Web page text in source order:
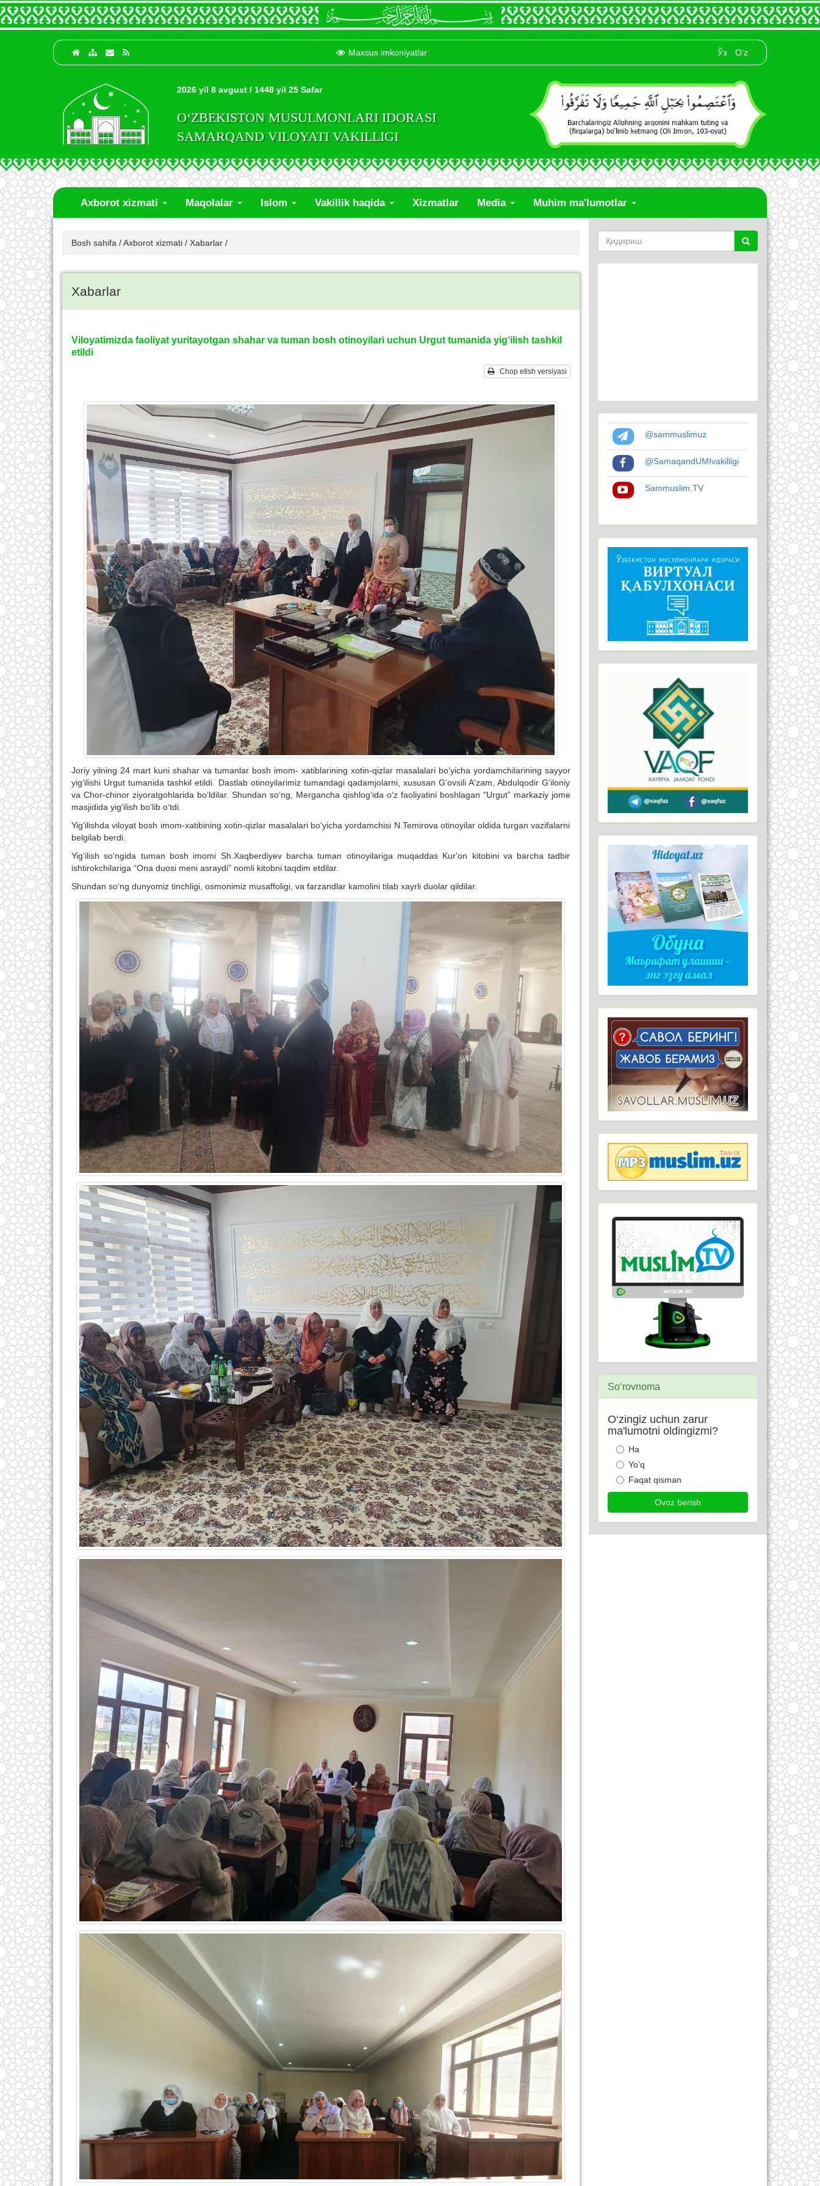
Maxsus imkoniyatlar Ўз O‘z
2026 yil 8 avgust / 1448 yil 25 Safar
O‘ZBEKISTON MUSULMONLARI IDORASI
SAMARQAND VILOYATI VAKILLIGI
Axborot xizmati Maqolalar Islom Vakillik haqida Xizmatlar Media Muhim ma'lumotlar
Bosh sahifa /Axborot xizmati / Xabarlar /
Xabarlar
Viloyatimizda faoliyat yuritayotgan shahar va tuman bosh otinoyilari uchun Urgut tumanida yig‘ilish tashkil
etildi
Chop etish versiyasi
Joriy yilning 24 mart kuni shahar va tumanlar bosh imom- xatiblarining xotin-qizlar masalalari bo‘yicha yordamchilarining sayyor
yig‘ilishi Urgut tumanida tashkil etildi. Dastlab otinoyilarimiz tumandagi qadamjolarni, xususan G‘ovsili A'zam, Abdulqodir G‘iloniy
va Chor-chinor ziyoratgohlarida bo‘ldilar. Shundan so‘ng, Mergancha qishlog‘ida o‘z faoliyatini boshlagan "Urgut” markaziy jome
masjidida yig‘ilish bo‘lib o‘tdi.
Yig‘ilishda viloyat bosh imom-xatibining xotin-qizlar masalalari bo‘yicha yordamchisi N.Temirova otinoyilar oldida turgan vazifalarni
belgilab berdi.
Yig‘ilish so‘ngida tuman bosh imomi Sh.Xaqberdiyev barcha tuman otinoyilariga muqaddas Kur'on kitobini va barcha tadbir
ishtirokchilariga “Ona duosi meni asraydi” nomli kitobni taqdim etdilar.
Shundan so‘ng dunyomiz tinchligi, osmonimiz musaffoligi, va farzandlar kamolini tilab xayrli duolar qildilar.
@sammuslimuz
@SamaqandUMIvakilligi
Sammuslim.TV
So‘rovnoma
O‘zingiz uchun zarur
ma'lumotni oldingizmi?
Ha
Yo‘q
Faqat qisman